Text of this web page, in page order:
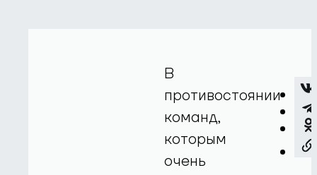
В
противостоянии
команд,
которым
очень